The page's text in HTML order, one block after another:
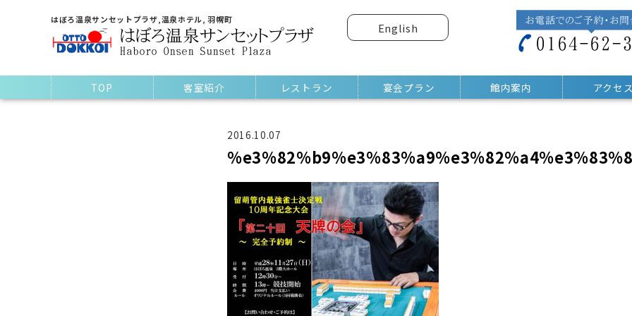
はぼろ温泉サンセットプラザ,温泉ホテル, 羽幌町
English
TOP 客室紹介 レストラン 宴会プラン 館内案内 アクセ
2016.10.07